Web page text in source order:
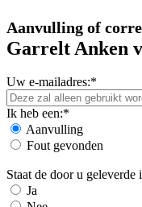
Aanvulling of
Garrelt Anken
Uw e-mailadres:*
Ik heb een:*
Aanvulling
Fout gevonden
Staat de door u
Ja